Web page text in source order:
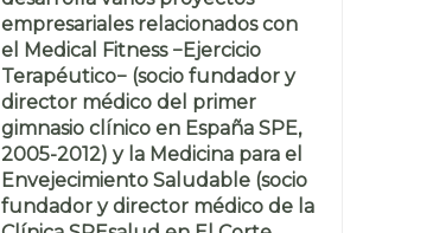
empresariales relacionados con
el Medical Fitness −Ejercicio
Terapéutico− (socio fundador y
director médico del primer
gimnasio clínico en España SPE,
2005-2012) y la Medicina para el
Envejecimiento Saludable (socio
fundador y director médico de la